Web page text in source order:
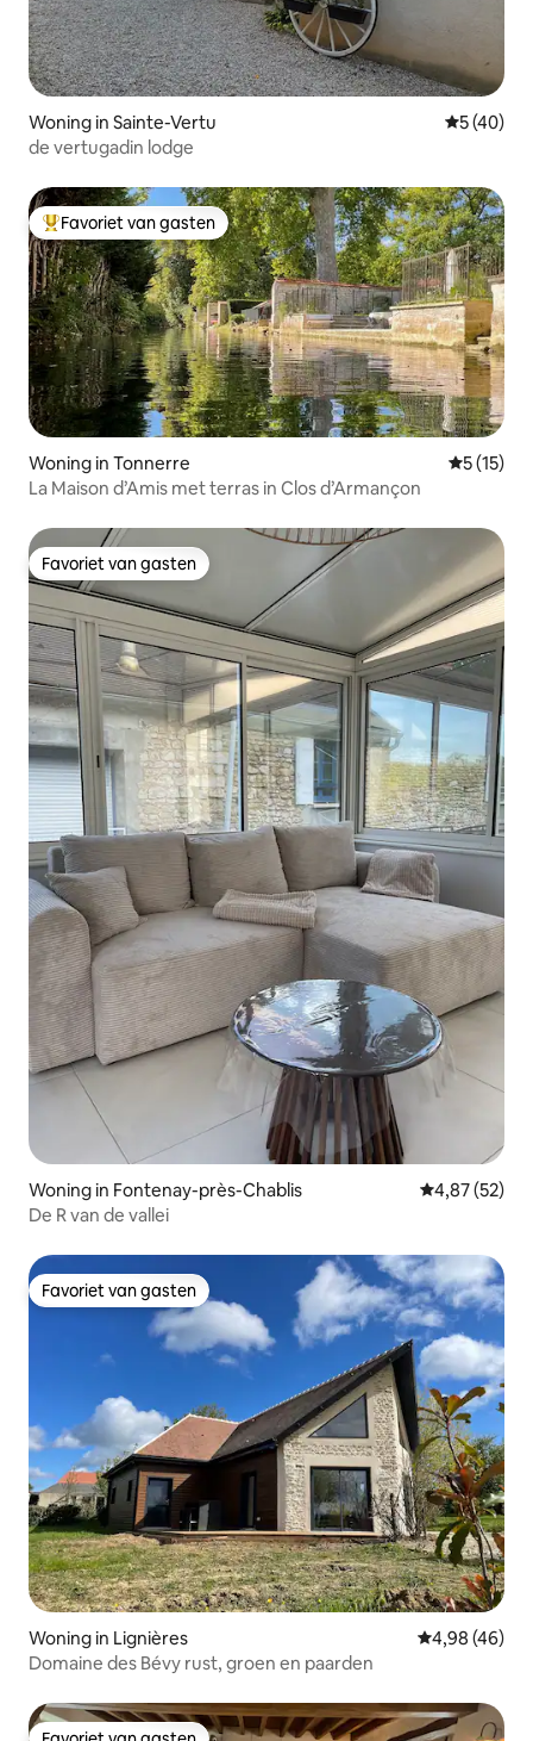
Woning in Sainte-Vertu
5 (40)
de vertugadin lodge
Topfavoriet van gasten
Favoriet van gasten
Woning in Tonnerre
5 (15)
La Maison d’Amis met terras in Clos d’Armançon
Favoriet van gasten
Favoriet van gasten
Woning in Fontenay-près-Chablis Gemiddelde
4,87 (52)
De R van de vallei
Favoriet van gasten
Favoriet van gasten
Woning in Lignières Gemiddelde
4,98 (46)
Domaine des Bévy rust, groen en paarden